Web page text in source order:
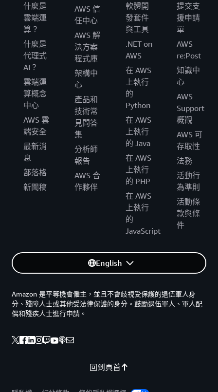
什麼是
雲端運
算？
什麼是
代理式
AI？
雲端運
算概念
中心
AWS 雲
端安全
最新消
息
部落格
新聞稿
AWS 信
任中心
AWS 解
決方案
程式庫
架構中
心
產品和
技術常
見問答
集
分析師
報告
AWS 合
作夥伴
軟體開
發套件
與工具
.NET on
AWS
在 AWS
上執行
的
Python
在 AWS
上執行
的 Java
在 AWS
上執行
的 PHP
在 AWS
上執行
的
JavaScript
提交支
援申請
單
AWS
re:Post
知識中
心
AWS
Support
概觀
AWS 可
存取性
法務
活動行
為準則
活動條
款與條
件
English
回到頁首
Amazon 是平等機會僱主，並且不會歧視受保護的退伍軍人身
分、殘障人士或其他受法律保護的身分。鼓勵退伍軍人、軍人配
偶和殘疾人士進行申請。